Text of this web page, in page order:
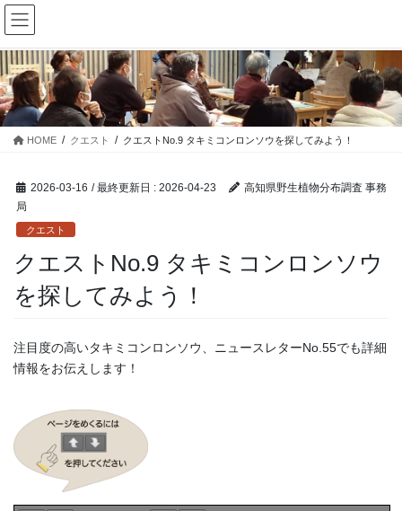
コ
ン
テ
ン
ツ
に
移
ナ
ビ
ゲ
ー
シ
ョ
ン
HOME クエスト クエストNo.9 タキミコンロンソウを探してみよう！
2026-03-16 / 最終更新日 : 2026-04-23
高知県野生植物分布調査 事務
局
クエスト
クエストNo.9 タキミコンロンソウ
を探してみよう！
注目度の高いタキミコンロンソウ、ニュースレターNo.55でも詳細
情報をお伝えします！